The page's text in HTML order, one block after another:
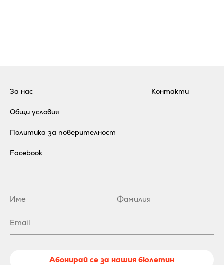
За нас
Общи условия
Политика за поверителност
Контакти
Facebook
Абонирай се за нашия бюлетин